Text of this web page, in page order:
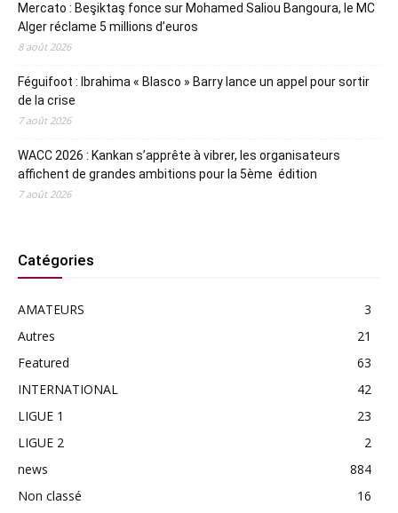
Mercato : Beşiktaş fonce sur Mohamed Saliou Bangoura, le MC
Alger réclame 5 millions d’euros
8 août 2026
Féguifoot : Ibrahima « Blasco » Barry lance un appel pour sortir
de la crise
7 août 2026
WACC 2026 : Kankan s’apprête à vibrer, les organisateurs
affichent de grandes ambitions pour la 5ème édition
7 août 2026
Catégories
AMATEURS
3
Autres
21
Featured
63
INTERNATIONAL
42
LIGUE 1
23
LIGUE 2
2
news
884
Non classé
16